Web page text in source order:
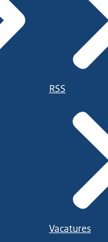
RSS
Vacatures